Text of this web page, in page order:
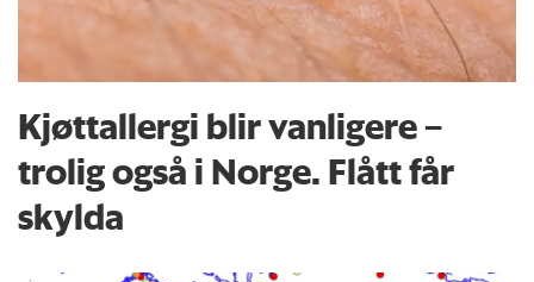
Kjøttallergi blir vanligere –
trolig også i Norge. Flått får
skylda